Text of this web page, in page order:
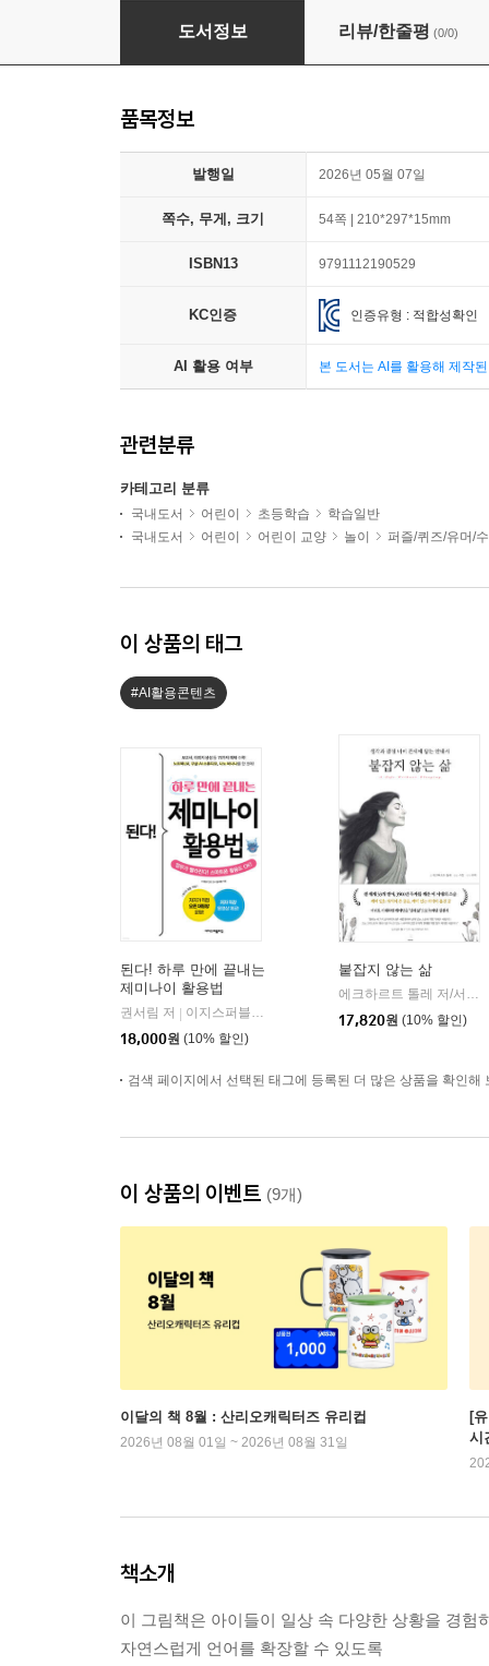
이상한 숨은그림찾기
도서정보 리뷰/한줄평 (0/0)
품목정보
발행일 2026년 05월 07일
쪽수, 무게, 크기 54쪽 | 210*297*15mm
ISBN13 9791112190529
KC인증 인증유형 : 적합성확인
AI 활용 여부 본 도서는 AI를 활용해 제작
관련분류
카테고리 분류
국내도서 어린이 초등학습
학습일반
국내도서
어린이 어린이 교양 놀이 퍼즐/퀴즈/유머/
이 상품의 태그
#AI활용콘텐츠
된다! 하루 만에 끝내는
제미나이 활용법
권서림 저
이지스퍼블리싱
18,000원 (10% 할인)
붙잡지 않는 삶
에크하르트 톨레 저/서진 편/루카 역
17,820원 (10% 할인)
검색 페이지에서 선택된 태그에 등록된 더 많은 상품을 확인해
이 상품의 이벤트 (9개)
이달의 책 8월 : 산리오캐릭터즈 유리컵
2026년 08월 01일 ~ 2026년 08월 31일
[
시
책소개
이 그림책은 아이들이 일상 속 다양한 상황을 경험
자연스럽게 언어를 확장할 수 있도록